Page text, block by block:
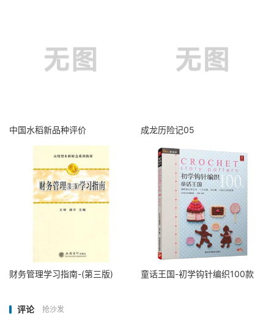
中国水稻新品种评价 成龙历险记05
财务管理学习指南-(第三版) 童话王国-初学钩针编织100款
评论 抢沙发